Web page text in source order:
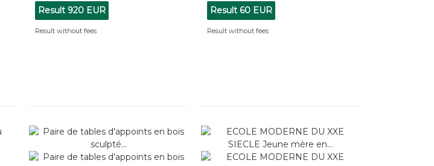
Result 920 EUR
Result without fees
Result 60 EUR
Result without fees